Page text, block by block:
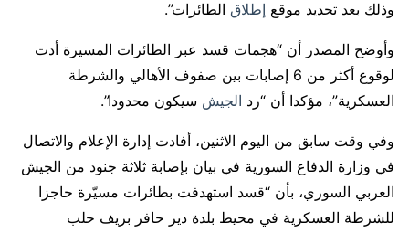
وذلك بعد تحديد موقع إطلاق الطائرات”.
وأوضح المصدر أن “هجمات قسد عبر الطائرات المسيرة أدت
لوقوع أكثر من 6 إصابات بين صفوف الأهالي والشرطة
العسكرية”، مؤكدا أن “رد الجيش سيكون محدودا”.
وفي وقت سابق من اليوم الاثنين، أفادت إدارة الإعلام والاتصال
في وزارة الدفاع السورية في بيان بإصابة ثلاثة جنود من الجيش
العربي السوري، بأن “قسد استهدفت بطائرات مسيّرة حاجزا
للشرطة العسكرية في محيط بلدة دير حافر بريف حلب